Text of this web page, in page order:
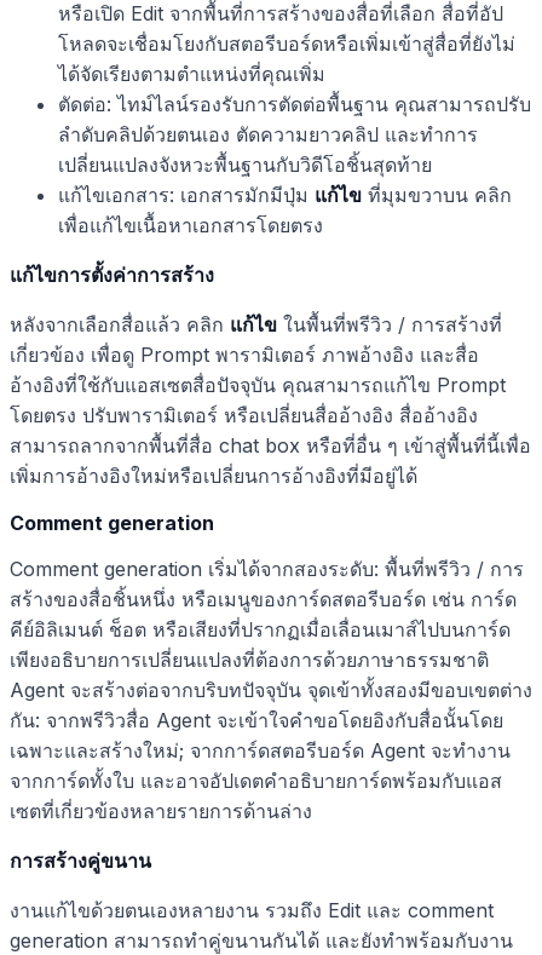
หรือเปิด Edit จากพื้นที่การสร้างของสื่อที่เลือก สื่อที่อัป
โหลดจะเชื่อมโยงกับสตอรีบอร์ดหรือเพิ่มเข้าสู่สื่อที่ยังไม่
ได้จัดเรียงตามตำแหน่งที่คุณเพิ่ม
ตัดต่อ: ไทม์ไลน์รองรับการตัดต่อพื้นฐาน คุณสามารถปรับ
ลำดับคลิปด้วยตนเอง ตัดความยาวคลิป และทำการ
เปลี่ยนแปลงจังหวะพื้นฐานกับวิดีโอชิ้นสุดท้าย
แก้ไขเอกสาร: เอกสารมักมีปุ่ม แก้ไข ที่มุมขวาบน คลิก
เพื่อแก้ไขเนื้อหาเอกสารโดยตรง
แก้ไขการตั้งค่าการสร้าง
หลังจากเลือกสื่อแล้ว คลิก แก้ไข ในพื้นที่พรีวิว / การสร้างที่
เกี่ยวข้อง เพื่อดู Prompt พารามิเตอร์ ภาพอ้างอิง และสื่อ
อ้างอิงที่ใช้กับแอสเซตสื่อปัจจุบัน คุณสามารถแก้ไข Prompt
โดยตรง ปรับพารามิเตอร์ หรือเปลี่ยนสื่ออ้างอิง สื่ออ้างอิง
สามารถลากจากพื้นที่สื่อ chat box หรือที่อื่น ๆ เข้าสู่พื้นที่นี้เพื่อ
เพิ่มการอ้างอิงใหม่หรือเปลี่ยนการอ้างอิงที่มีอยู่ได้
Comment generation
Comment generation เริ่มได้จากสองระดับ: พื้นที่พรีวิว / การ
สร้างของสื่อชิ้นหนึ่ง หรือเมนูของการ์ดสตอรีบอร์ด เช่น การ์ด
คีย์อิลิเมนต์ ช็อต หรือเสียงที่ปรากฏเมื่อเลื่อนเมาส์ไปบนการ์ด
เพียงอธิบายการเปลี่ยนแปลงที่ต้องการด้วยภาษาธรรมชาติ
Agent จะสร้างต่อจากบริบทปัจจุบัน จุดเข้าทั้งสองมีขอบเขตต่าง
กัน: จากพรีวิวสื่อ Agent จะเข้าใจคำขอโดยอิงกับสื่อนั้นโดย
เฉพาะและสร้างใหม่; จากการ์ดสตอรีบอร์ด Agent จะทำงาน
จากการ์ดทั้งใบ และอาจอัปเดตคำอธิบายการ์ดพร้อมกับแอส
เซตที่เกี่ยวข้องหลายรายการด้านล่าง
การสร้างคู่ขนาน
งานแก้ไขด้วยตนเองหลายงาน รวมถึง Edit และ comment
generation สามารถทำคู่ขนานกันได้ และยังทำพร้อมกับงาน